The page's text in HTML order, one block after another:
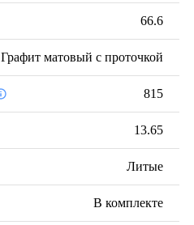
66.6
Графит матовый с проточкой
815
13.65
Литые
В комплекте